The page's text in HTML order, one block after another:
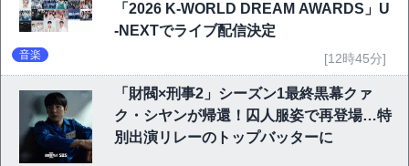
「2026 K-WORLD DREAM AWARDS」U
-NEXTでライブ配信決定
音楽 [12時45分]
「財閥×刑事2」シーズン1最終黒幕クァ
ク・シヤンが帰還！囚人服姿で再登場…特
別出演リレーのトップバッターに